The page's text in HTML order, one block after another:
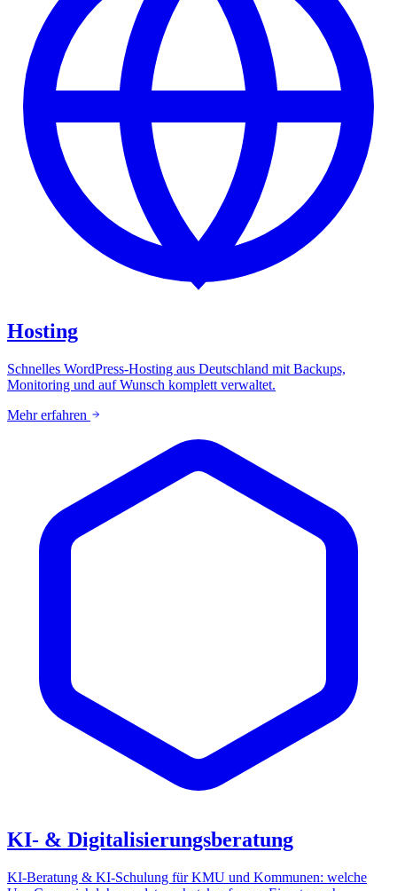
Hosting
Schnelles WordPress-Hosting aus Deutschland mit Backups,
Monitoring und auf Wunsch komplett verwaltet.
Mehr erfahren
KI- & Digitalisierungsberatung
KI-Beratung & KI-Schulung für KMU und Kommunen: welche